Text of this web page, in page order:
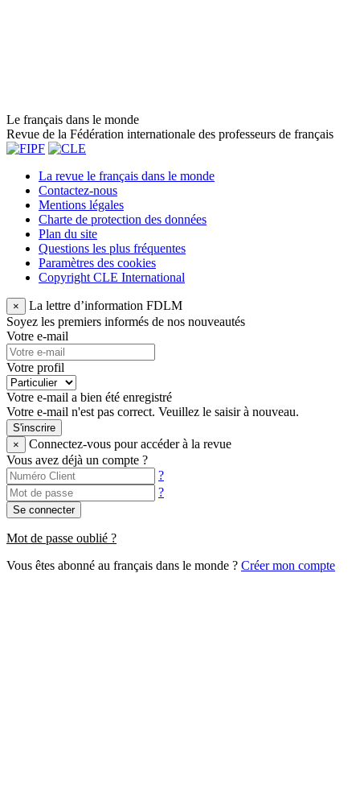
Le français dans le monde
Revue de la Fédération internationale des professeurs de français
La revue le français dans le monde
Contactez-nous
Mentions légales
Charte de protection des données
Plan du site
Questions les plus fréquentes
Paramètres des cookies
Copyright CLE International
×
La lettre d’information FDLM
Soyez les premiers informés de nos nouveautés
Votre e-mail
Votre profil
Votre e-mail a bien été enregistré
Votre e-mail n'est pas correct. Veuillez le saisir à nouveau.
S'inscrire
×
Connectez-vous pour accéder à la revue
Vous avez déjà un compte ?
?
?
Se connecter
Mot de passe oublié ?
Vous êtes abonné au français dans le monde ? Créer mon compte